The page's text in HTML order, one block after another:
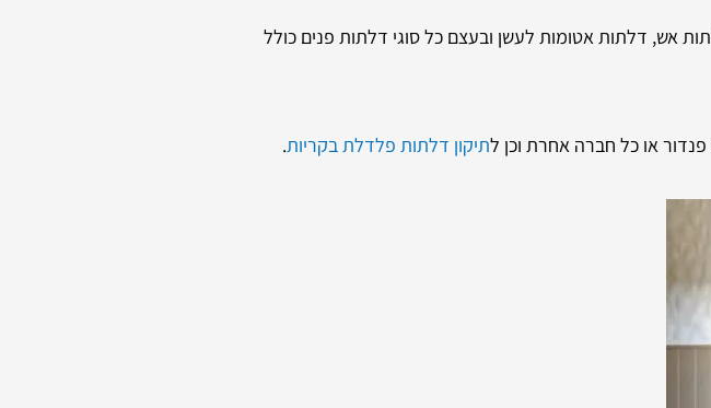
אש, דלתות אטומות לעשן ובעצם כל סוגי דלתות פנים כולל
או כל חברה אחרת וכן לתיקון דלתות פלדלת בקריות.